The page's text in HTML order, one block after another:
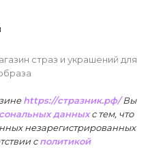
страз и украшений для
https://стразник.рф/Вы
данныхс тем, что
незарегистрированных
сполитикой